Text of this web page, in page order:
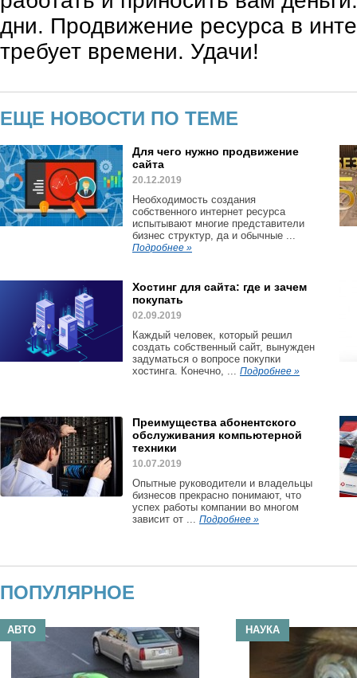
дни. Продвижение ресурса в
требует времени. Удачи!
ЕЩЕ НОВОСТИ ПО ТЕМЕ
Для чего нужно продвижение
сайта
20.12.2019
Необходимость создания
собственного интернет ресурса
испытывают многие представители
бизнес структур, да и обычные ...
Подробнее »
Хостинг для сайта: где и зачем
покупать
02.09.2019
Каждый человек, который решил
создать собственный сайт, вынужден
задуматься о вопросе покупки
хостинга. Конечно, ... Подробнее »
Преимущества абонентского
обслуживания компьютерной
техники
10.07.2019
Опытные руководители и владельцы
бизнесов прекрасно понимают, что
успех работы компании во многом
зависит от ... Подробнее »
ПОПУЛЯРНОЕ
АВТО НАУКА